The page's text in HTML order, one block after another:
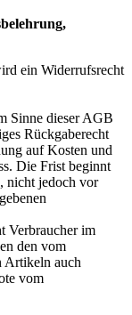
ein Widerrufsrecht
Sinne dieser AGB
Rückgaberecht
auf Kosten und
Die Frist beginnt
nicht jedoch vor
Verbraucher im
den vom
Artikeln auch
vom